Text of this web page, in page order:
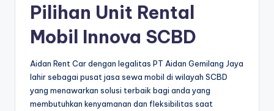
Pilihan Unit Rental
Mobil Innova SCBD
Aidan Rent Car dengan legalitas PT Aidan Gemilang Jaya
lahir sebagai pusat jasa sewa mobil di wilayah SCBD
yang menawarkan solusi terbaik bagi anda yang
membutuhkan kenyamanan dan fleksibilitas saat